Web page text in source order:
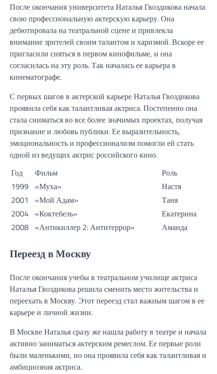
После окончания университета Наталья Гвоздикова начала
свою профессиональную актерскую карьеру. Она
дебютировала на театральной сцене и привлекла
внимание зрителей своим талантом и харизмой. Вскоре ее
пригласили сняться в первом кинофильме, и она
согласилась на эту роль. Так началась ее карьера в
кинематографе.
С первых шагов в актерской карьере Наталья Гвоздикова
проявила себя как талантливая актриса. Постепенно она
стала сниматься во все более значимых проектах, получая
признание и любовь публики. Ее выразительность,
эмоциональность и профессионализм помогли ей стать
одной из ведущих актрис российского кино.
Год
Фильм
Роль
1999 «Муха»
Настя
2001
«Мой Адам»
Таня
2004 «Коктебель»
Екатерина
2008 «Антикиллер 2: Антитеррор» Аманда
Переезд в Москву
После окончания учебы в театральном училище актриса
Наталья Гвоздикова решила сменить место жительства и
переехать в Москву. Этот переезд стал важным шагом в ее
карьере и личной жизни.
В Москве Наталья сразу же нашла работу в театре и начала
активно заниматься актерским ремеслом. Ее первые роли
были маленькими, но она проявила себя как талантливая и
амбициозная актриса.